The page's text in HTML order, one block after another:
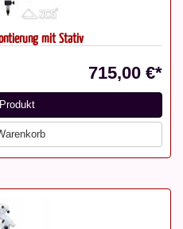
mit Stativ
715,00 €*